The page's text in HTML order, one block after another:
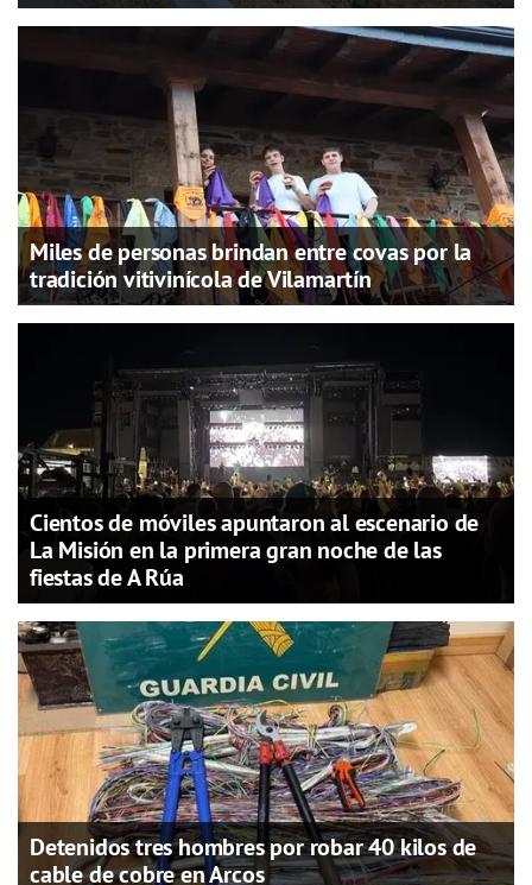
Miles de personas brindan entre covas por la
tradición vitivinícola de Vilamartín
Cientos de móviles apuntaron al escenario de
La Misión en la primera gran noche de las
fiestas de A Rúa
Detenidos tres hombres por robar 40 kilos de
cable de cobre en Arcos